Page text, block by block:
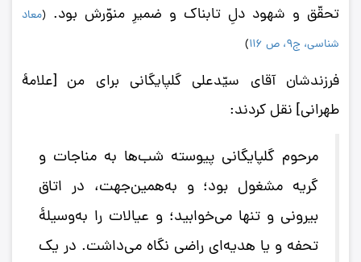
تحقّق و شهود دلِ تابناک و ضمیرِ منوّرش بود. (معاد
شناسی، ج9، ص 116
)
فرزندشان آقای سیّدعلی گلپایگانی برای من [علامۀ
طهرانی] نقل کردند:
مرحوم گلپایگانی پیوسته شب‌ها به مناجات و
گریه مشغول بود؛ و به‌همین‌جهت، در اتاق
بیرونی و تنها می‌خوابید؛ و عیالات را به‌وسیلۀ
تحفه و یا هدیه‌ای راضی نگاه می‌داشت. در یک